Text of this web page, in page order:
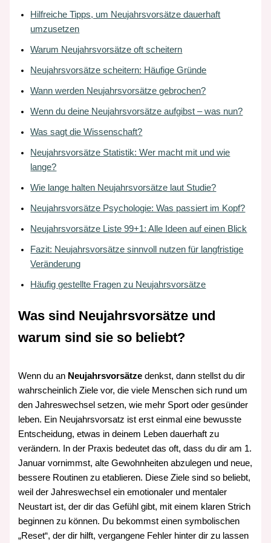
Hilfreiche Tipps, um Neujahrsvorsätze dauerhaft
umzusetzen
Warum Neujahrsvorsätze oft scheitern
Neujahrsvorsätze scheitern: Häufige Gründe
Wann werden Neujahrsvorsätze gebrochen?
Wenn du deine Neujahrsvorsätze aufgibst – was nun?
Was sagt die Wissenschaft?
Neujahrsvorsätze Statistik: Wer macht mit und wie
lange?
Wie lange halten Neujahrsvorsätze laut Studie?
Neujahrsvorsätze Psychologie: Was passiert im Kopf?
Neujahrsvorsätze Liste 99+1: Alle Ideen auf einen Blick
Fazit: Neujahrsvorsätze sinnvoll nutzen für langfristige
Veränderung
Häufig gestellte Fragen zu Neujahrsvorsätze
Was sind Neujahrsvorsätze und
warum sind sie so beliebt?
Wenn du an Neujahrsvorsätze denkst, dann stellst du dir
wahrscheinlich Ziele vor, die viele Menschen sich rund um
den Jahreswechsel setzen, wie mehr Sport oder gesünder
leben. Ein Neujahrsvorsatz ist erst einmal eine bewusste
Entscheidung, etwas in deinem Leben dauerhaft zu
verändern. In der Praxis bedeutet das oft, dass du dir am 1.
Januar vornimmst, alte Gewohnheiten abzulegen und neue,
bessere Routinen zu etablieren. Diese Ziele sind so beliebt,
weil der Jahreswechsel ein emotionaler und mentaler
Neustart ist, der dir das Gefühl gibt, mit einem klaren Strich
beginnen zu können. Du bekommst einen symbolischen
„Reset“, der dir hilft, vergangene Fehler hinter dir zu lassen